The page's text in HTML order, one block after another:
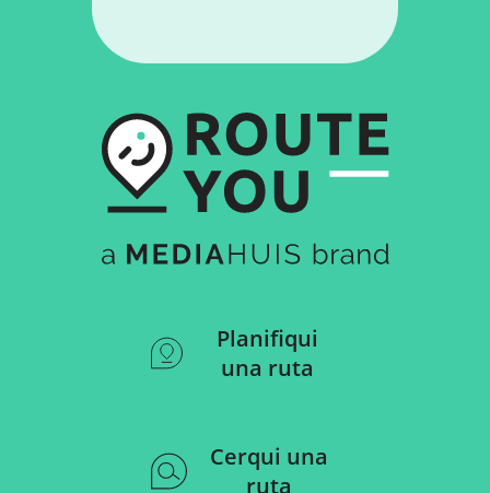
Planifiqui
una ruta
Cerqui una
ruta